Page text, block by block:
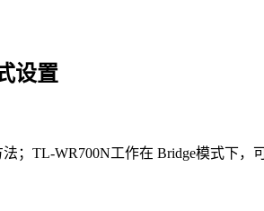
设置
；TL-WR700N工作在 Bridge模式下